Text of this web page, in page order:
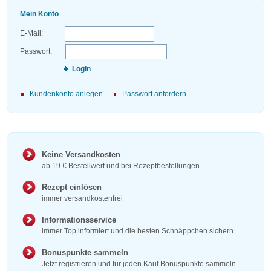
Mein Konto
E-Mail:
Passwort:
Login
Kundenkonto anlegen Passwort anfordern
Keine Versandkosten
ab 19 € Bestellwert und bei Rezeptbestellungen
Rezept einlösen
immer versandkostenfrei
Informationsservice
immer Top informiert und die besten Schnäppchen sichern
Bonuspunkte sammeln
Jetzt registrieren und für jeden Kauf Bonuspunkte sammeln